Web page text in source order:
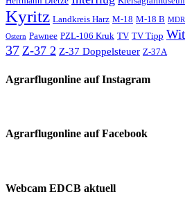
Kyritz Landkreis Harz M-18 M-18 B MDR
Ostern Pawnee PZL-106 Kruk TV TV Tipp
37 Z-37 2 Z-37 Doppelsteuer Z-37A
Agrarflugonline auf Instagram
Agrarflugonline auf Facebook
Webcam EDCB aktuell